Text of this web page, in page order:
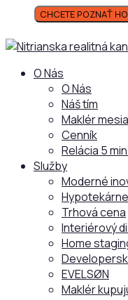
CHCETE POZNAŤ
O Nás
O Nás
Náš tím
Maklér
Cenník
Relácia 5
Služby
Moderné
Trhová cena
Interiérový
Home
EVELSØN
Maklér